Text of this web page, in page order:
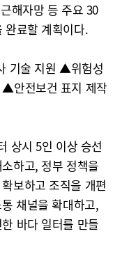
해자망 등 주요 30
완료할 계획이다.
기술 지원 ▲위험성
▲안전보건 표지 제작
상시 5인 이상 승선
하고, 정부 정책을
보하고 조직을 개편
채널을 확대하고,
바다 일터를 만들